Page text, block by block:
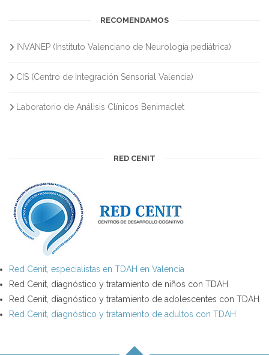
RECOMENDAMOS
INVANEP (Instituto Valenciano de Neurología pediátrica)
CIS (Centro de Integración Sensorial Valencia)
Laboratorio de Análisis Clínicos Benimaclet
RED CENIT
Red Cenit, especialistas en TDAH en Valencia
Red Cenit, diagnóstico y tratamiento de niños con TDAH
Red Cenit, diagnóstico y tratamiento de adolescentes con TDAH
Red Cenit, diagnóstico y tratamiento de adultos con TDAH